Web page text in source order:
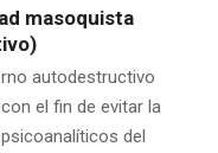
masoquista
autodestructivo
el fin de evitar la
del